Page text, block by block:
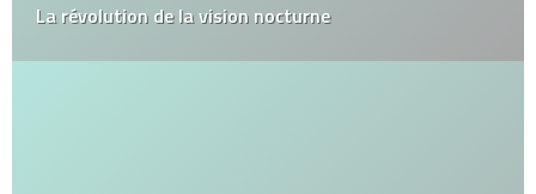
La révolution de la vision nocturne